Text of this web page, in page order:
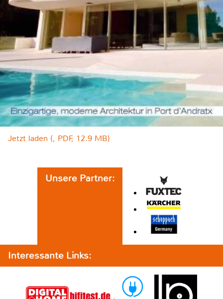
Jetzt laden (, PDF, 12.9 MB)
Unsere Partner:
Interessante Links: